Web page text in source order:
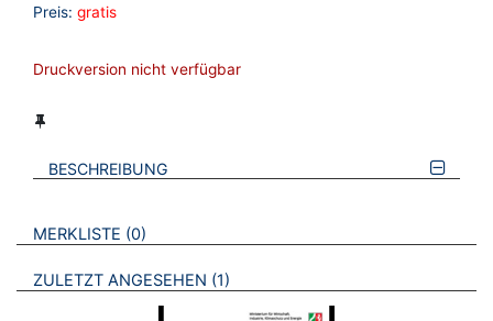
Preis: gratis
Druckversion nicht verfügbar
BESCHREIBUNG
VERWEISE AUF VERMERKTE- ODER ZULETZT ANGESEHENE
MERKLISTE 0 BROSCHÜREN
ZULETZT ANGESEHEN 1 BROSCHÜREN